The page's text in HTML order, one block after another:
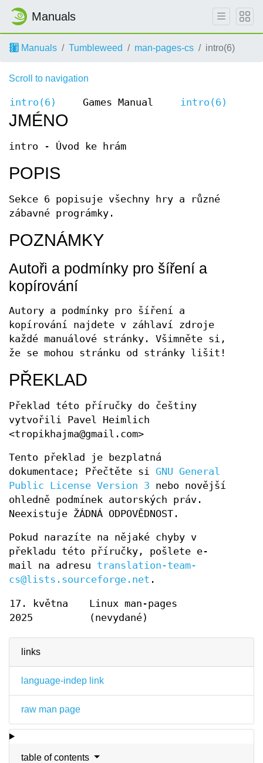
Manuals
Manuals Tumbleweed man-pages-cs intro(6)
links
language-indep link
raw man page
table of contents
Scroll to navigation
intro(6) Games Manual intro(6)
JMÉNO
intro - Úvod ke hrám
POPIS
Sekce 6 popisuje všechny hry a různé
zábavné prográmky.
POZNÁMKY
Autoři a podmínky pro šíření a
kopírování
Autory a podmínky pro šíření a
kopírování najdete v záhlaví zdroje
každé manuálové stránky. Všimněte si,
že se mohou stránku od stránky lišit!
PŘEKLAD
Překlad této příručky do češtiny
vytvořili Pavel Heimlich
<tropikhajma@gmail.com>
Tento překlad je bezplatná
dokumentace; Přečtěte si GNU General
Public License Version 3 nebo novější
ohledně podmínek autorských práv.
Neexistuje ŽÁDNÁ ODPOVĚDNOST.
Pokud narazíte na nějaké chyby v
překladu této příručky, pošlete e-
mail na adresu translation-team-
cs@lists.sourceforge.net .
17. května
2025
Linux man-pages
(nevydané)